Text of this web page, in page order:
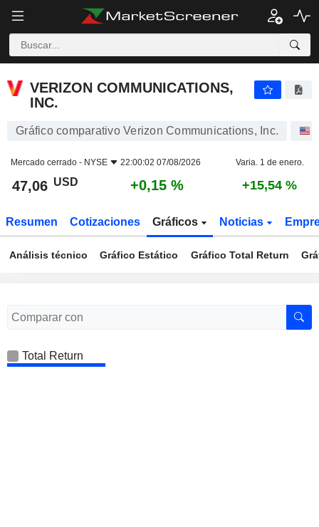
VERIZON COMMUNICATIONS,
INC.
Gráfico comparativo Verizon Communications, Inc.
Mercado cerrado - NYSE 22:00:02 07/08/2026 Varia. 1 de enero.
47,06 USD +0,15 % +15,54 %
Resumen Cotizaciones Gráficos Noticias
Análisis técnico Gráfico Estático Gráfico Total Return
Total Return